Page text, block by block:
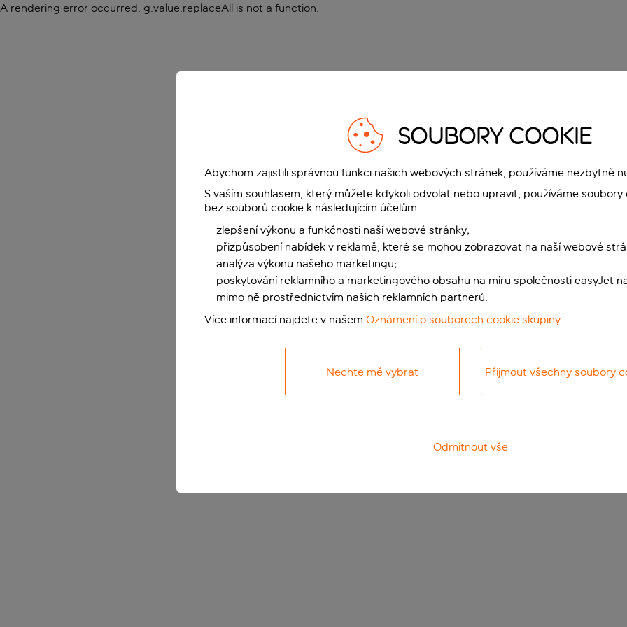
A rendering error occurred: g.value.replaceAll is not a function.
SOUBORY COOKIE
Abychom zajistili správnou funkci našich webových stránek, používáme nezbytně
S vaším souhlasem, který můžete kdykoli odvolat nebo upravit, používáme
bez souborů cookie k následujícím účelům.
zlepšení výkonu a funkčnosti naší webové stránky;
přizpůsobení nabídek v reklamě, které se mohou zobrazovat na naší webové
analýza výkonu našeho marketingu;
poskytování reklamního a marketingového obsahu na míru společnosti easyJet
mimo ně prostřednictvím našich reklamních partnerů.
Více informací najdete v našem Oznámení o souborech cookie skupiny .
Nechte mě vybrat Přijmout všechny soubory
Odmítnout vše